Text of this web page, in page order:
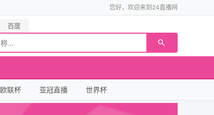
您好，欢迎来到24直播网
百度
欧联杯 亚冠直播 世界杯